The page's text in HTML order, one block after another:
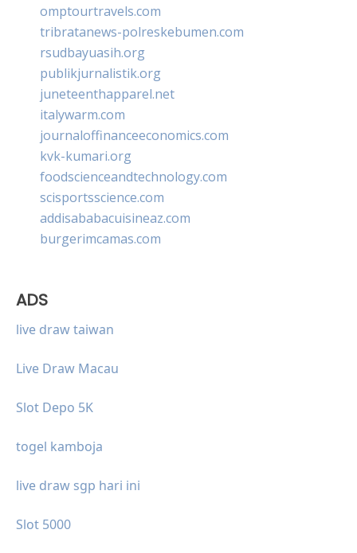
omptourtravels.com
tribratanews-polreskebumen.com
rsudbayuasih.org
publikjurnalistik.org
juneteenthapparel.net
italywarm.com
journaloffinanceeconomics.com
kvk-kumari.org
foodscienceandtechnology.com
scisportsscience.com
addisababacuisineaz.com
burgerimcamas.com
ADS
live draw taiwan
Live Draw Macau
Slot Depo 5K
togel kamboja
live draw sgp hari ini
Slot 5000